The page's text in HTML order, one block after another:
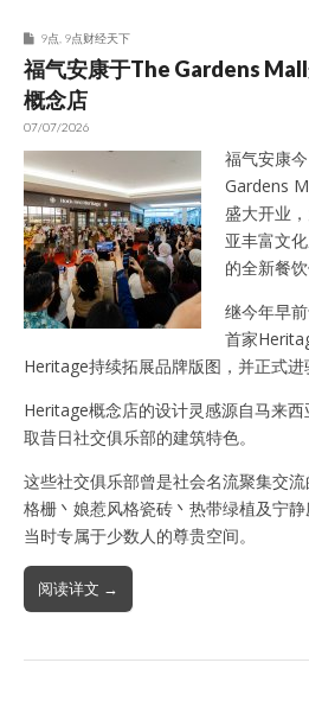
9点 9点财经天下
福气安康于The Gardens
概念店
07/07/2026
福气安康
Gardens
盛大开业
亚丰富文
的全新餐饮
继今年早
首家
Heritage持续拓展品牌版图，并正式进
Heritage概念店的设计灵感源自马来
取昔日社交俱乐部的建筑特色。
这些社交俱乐部曾是社会名流聚集交
格栅丶娘惹风格瓷砖丶热带绿植及宁
当时专属于少数人的尊贵空间。
阅读详文 →